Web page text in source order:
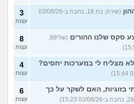
(שירה, בת 18, כתבה ב-03/08/26
3
עצות
סקס שלנו ההורים
(שלי88,
8
עצות
מצליח לי במערכות יחסים? 4
עצות
בזוגיות, האם לשקר על כך
6
עצות